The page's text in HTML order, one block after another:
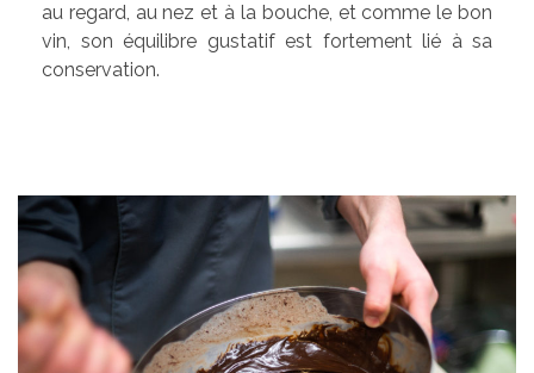
au regard, au nez et à la bouche, et comme le bon
vin, son équilibre gustatif est fortement lié à sa
conservation.